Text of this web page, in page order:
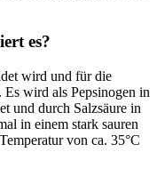
es?
wird und für die
wird als Pepsinogen in
und durch Salzsäure in
in einem stark sauren
von ca. 35°C